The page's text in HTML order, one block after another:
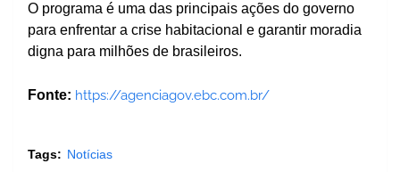
O programa é uma das principais ações do governo
para enfrentar a crise habitacional e garantir moradia
digna para milhões de brasileiros.
Fonte: https://agenciagov.ebc.com.br/
Tags: Notícias